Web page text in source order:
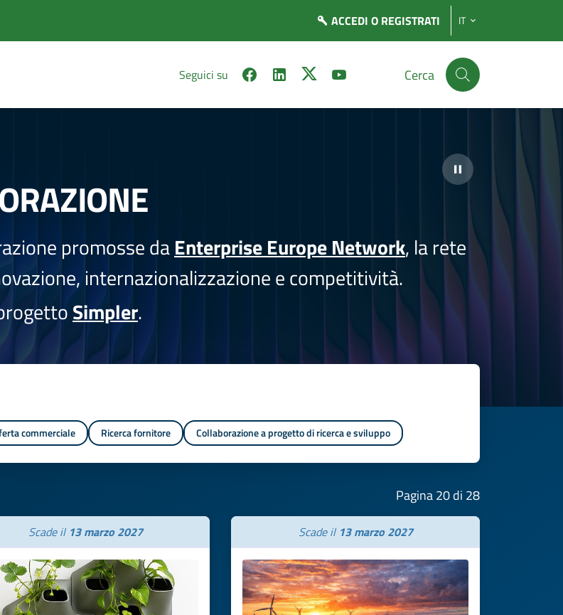
ACCEDI O REGISTRATI IT
Seguici su Cerca
promosse daEnterprise Europe Network, la rete
internazionalizzazione e competitività.
Simpler.
commerciale Ricerca fornitore Collaborazione a progetto di ricerca e sviluppo
Pagina 20 di 28
Scade il 13 marzo 2027 Scade il 13 marzo 2027